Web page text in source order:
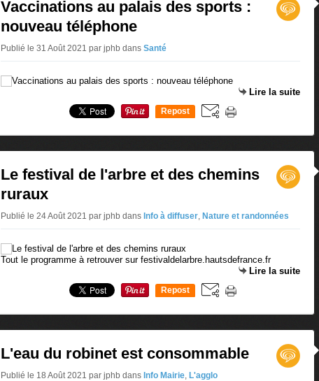
Vaccinations au palais des sports :
nouveau téléphone
Publié le 31 Août 2021 par jphb dans Santé
Lire la suite
Repost
Le festival de l'arbre et des chemins
ruraux
Publié le 24 Août 2021 par jphb dans Info à diffuser, Nature et randonnées
Tout le programme à retrouver sur festivaldelarbre.hautsdefrance.fr
Lire la suite
Repost
L'eau du robinet est consommable
Publié le 18 Août 2021 par jphb dans Info Mairie, L'agglo